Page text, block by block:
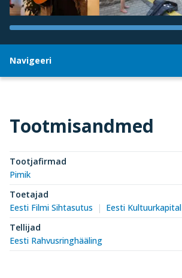
Navigeeri
Tootmisandmed
Tootjafirmad
Pimik
Toetajad
Eesti Filmi Sihtasutus
Eesti Kultuurkapital
Tellijad
Eesti Rahvusringhääling